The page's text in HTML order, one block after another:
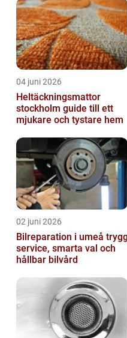
04 juni 2026
Heltäckningsmattor
stockholm guide till ett
mjukare och tystare hem
02 juni 2026
Bilreparation i umeå trygg
service, smarta val och
hållbar bilvård